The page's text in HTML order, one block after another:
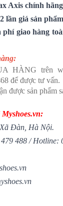
Axis chính
lần giá sản
phí giao hàng
HÀNG trên
để được tư vấn.
được sản phẩm
Đàn, Hà Nội.
488 /Hotline: